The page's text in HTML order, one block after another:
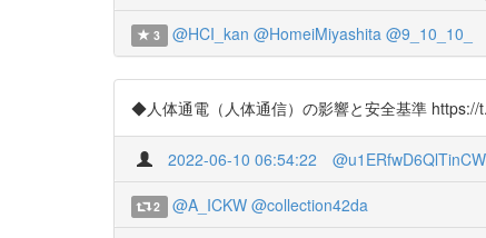
3 @HCI_kan @HomeiMiyashita @9_10_10_
◆人体通電（人体通信）の影響と安全基準
2022-06-10 06:54:22 @u1ERfwD6QlTinCW
2 @A_ICKW @collection42da